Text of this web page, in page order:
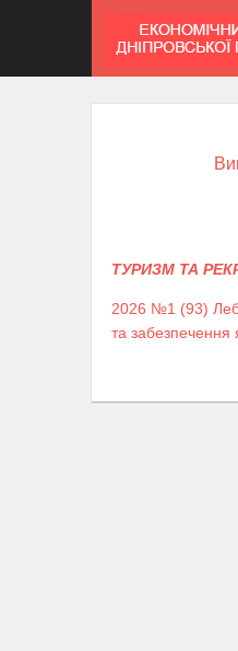
ТУРИЗМ ТА
2026 №1 (93)
та забезпечення